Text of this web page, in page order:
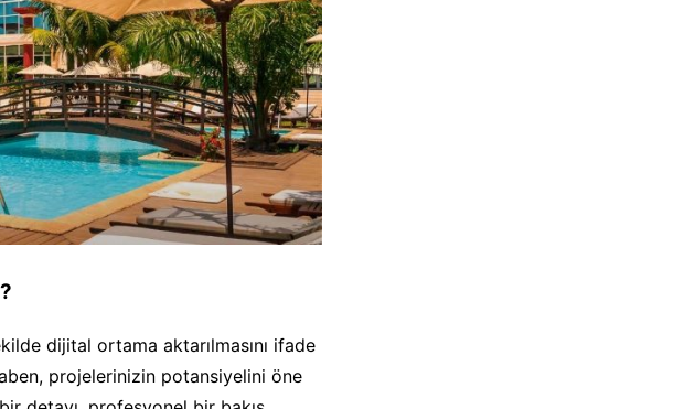
dijital ortama aktarılmasını ifade
projelerinizin potansiyelini öne